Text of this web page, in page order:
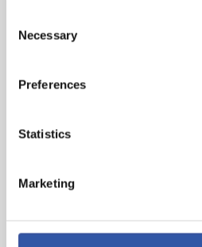
Selection
Necessary
Preferences
Statistics
Marketing